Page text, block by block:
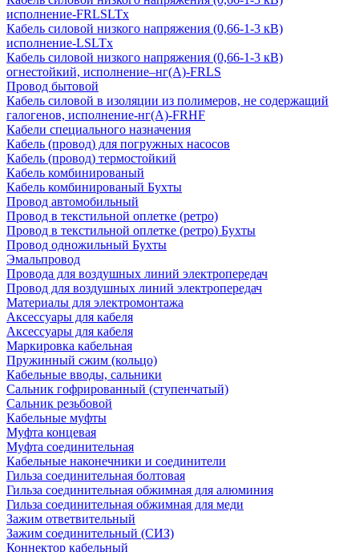
исполнение-FRLSLTx
Кабель силовой низкого напряжения (0,66-1-3 кВ)
исполнение-LSLTx
Кабель силовой низкого напряжения (0,66-1-3 кВ)
огнестойкий, исполнение–нг(А)-FRLS
Провод бытовой
Кабель силовой в изоляции из полимеров, не содержащий
галогенов, исполнение-нг(А)-FRHF
Кабели специального назначения
Кабель (провод) для погружных насосов
Кабель (провод) термостойкий
Кабель комбинированый
Кабель комбинированый Бухты
Провод автомобильный
Провод в текстильной оплетке (ретро)
Провод в текстильной оплетке (ретро) Бухты
Провод одножильный Бухты
Эмальпровод
Провода для воздушных линий электропередач
Провод для воздушных линий электропередач
Материалы для электромонтажа
Аксессуары для кабеля
Аксессуары для кабеля
Маркировка кабельная
Пружинный сжим (кольцо)
Кабельные вводы, сальники
Сальник гофрированный (ступенчатый)
Сальник резьбовой
Кабельные муфты
Муфта концевая
Муфта соединительная
Кабельные наконечники и соединители
Гильза соединительная болтовая
Гильза соединительная обжимная для алюминия
Гильза соединительная обжимная для меди
Зажим ответвительный
Зажим соединительный (СИЗ)
Коннектор кабельный